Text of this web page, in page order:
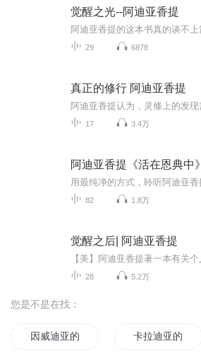
觉醒之光--阿迪亚香提
29 6878
真正的修行 阿迪亚香提
17 3.4万
阿迪亚香提《活在恩典中》
82 1.8万
觉醒之后| 阿迪亚香提
28 5.2万
您是不是在找：
因威迪亚的雨夜 卡拉迪亚的战火